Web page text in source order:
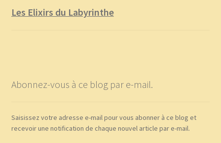
Les Elixirs du Labyrinthe
Abonnez-vous à ce blog par e-mail.
Saisissez votre adresse e-mail pour vous abonner à ce blog et
recevoir une notification de chaque nouvel article par e-mail.